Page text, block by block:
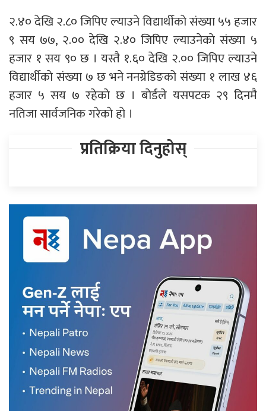
२.४० देखि २.८० जिपिए ल्याउने विद्यार्थीकाे संख्या ५५ हजार
९ सय ७७, २.०० देखि २.४० जिपिए ल्याउनेकाे संख्या ५
हजार १ सय ९० छ । यस्तै १.६० देखि २.०० जिपिए ल्याउने
विद्यार्थीकाे संख्या ७ छ भने ननग्रेडिङको संख्या १ लाख ४६
हजार ५ सय ७ रहेकाे छ । बाेर्डले यसपटक २९ दिनमै
नतिजा सार्वजनिक गरेकाे हाे ।
प्रतिक्रिया दिनुहोस्